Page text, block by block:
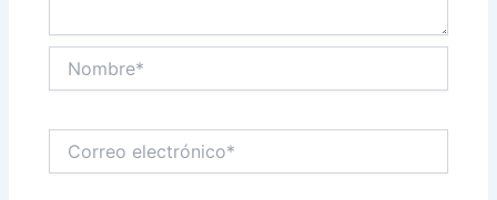
electrónico*